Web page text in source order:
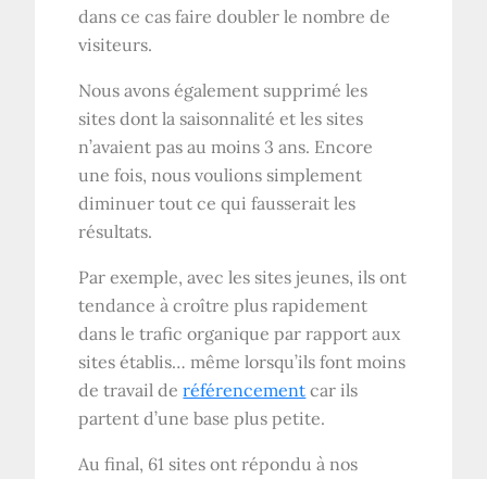
dans ce cas faire doubler le nombre de
visiteurs.
Nous avons également supprimé les
sites dont la saisonnalité et les sites
n’avaient pas au moins 3 ans. Encore
une fois, nous voulions simplement
diminuer tout ce qui fausserait les
résultats.
Par exemple, avec les sites jeunes, ils ont
tendance à croître plus rapidement
dans le trafic organique par rapport aux
sites établis… même lorsqu’ils font moins
de travail deréférencement car ils
partent d’une base plus petite.
Au final, 61 sites ont répondu à nos